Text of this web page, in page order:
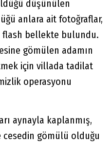
düşünülen
anlara ait fotoğraflar,
flash bellekte bulundu.
gömülen adamın
için villada tadilat
operasyonu
aynayla kaplanmış,
gömülü olduğu